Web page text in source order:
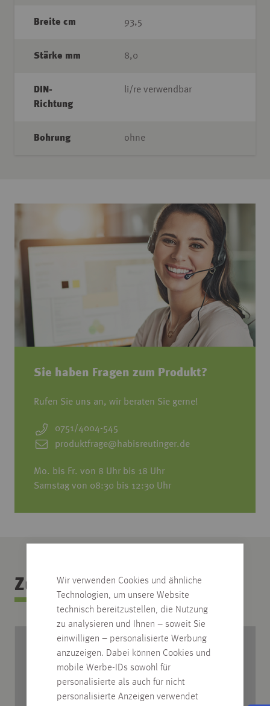
Wir verwenden Cookies und ähnliche
Technologien, um unsere Website
technisch bereitzustellen, die Nutzung
zu analysieren und Ihnen – soweit Sie
einwilligen – personalisierte Werbung
anzuzeigen. Dabei können Cookies und
mobile Werbe-IDs sowohl für
personalisierte als auch für nicht
personalisierte Anzeigen verwendet
Sie haben Fragen zum Produkt?
Rufen Sie uns an, wir beraten Sie gerne!
0751/4004-545
produktfrage@habisreutinger.de
Mo. bis Fr. von 8 Uhr bis 18 Uhr
Samstag von 08:30 bis 12:30 Uhr
Breite cm 93,5
Stärke mm 8,0
DIN-
Richtung
li/re verwendbar
Bohrung ohne
Zubehör Kategorie